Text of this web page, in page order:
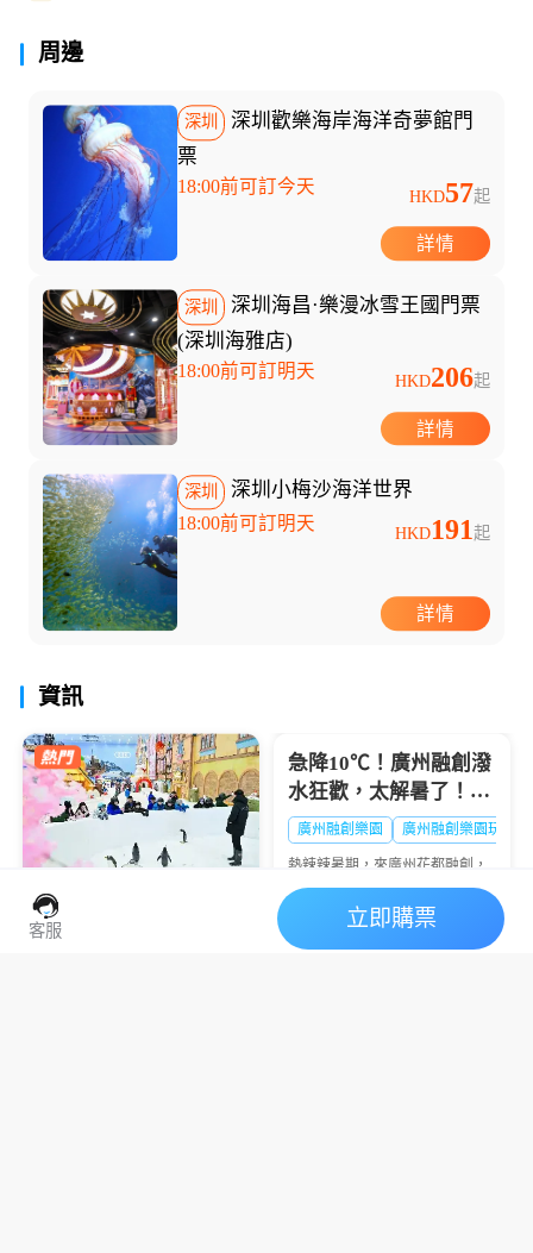
周邊
深圳
深圳歡樂海岸海洋奇夢館門
票
18:00前可訂今天 HKD57起
詳情
深圳
深圳海昌·樂漫冰雪王國門票
(深圳海雅店)
18:00前可訂明天 HKD206起
詳情
深圳 深圳小梅沙海洋世界
18:00前可訂明天 HKD191起
詳情
資訊
廣州熱雪奇跡2026暑期
假期，讓你的暑假不再千...
急降10℃！廣州融創潑
水狂歡，太解暑了！🔥
大暑熱到融化？
廣州融創樂園 廣州融創樂園玩水
熱辣辣暑期，來廣州花都融創，
西遊天團潑水降溫💦清涼設備暢
玩+沈浸好戲登場🎭夏日快樂，
一鍵打包👇
客服
立即購票